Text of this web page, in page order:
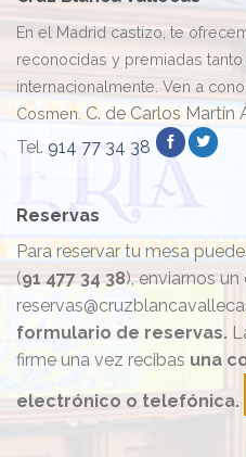
En el Madrid castizo, te
reconocidas y premiadas
internacionalmente. Ven a
Cosmen. C. de Carlos Martín
Tel. 914 77 34 38
Reservas
Para reservar tu mesa
(91 477 34 38), enviarnos
formulario de reservas.
firme una vez recibas una
electrónico o telefónica.